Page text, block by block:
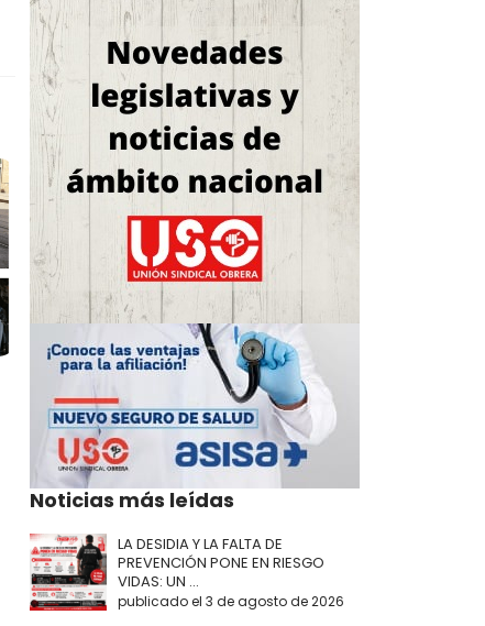
Noticias más leídas
LA DESIDIA Y LA FALTA DE
PREVENCIÓN PONE EN RIESGO
VIDAS: UN ...
publicado el 3 de agosto de 2026